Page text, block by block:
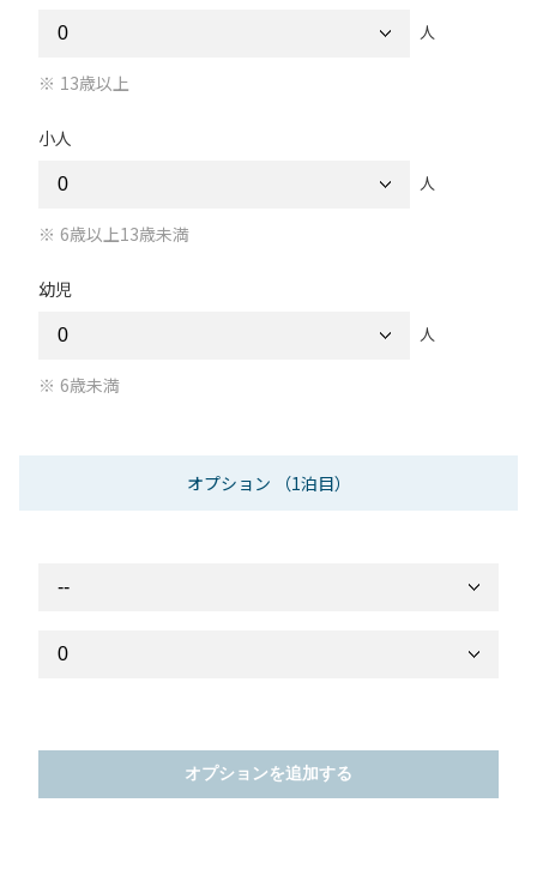
人
13歳以上
小人
人
6歳以上13歳未満
幼児
人
6歳未満
オプション （1泊目）
オプションを追加する